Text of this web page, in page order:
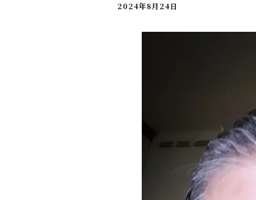
2024年8月24日